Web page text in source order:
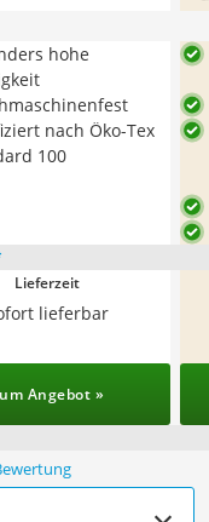
hohe
nach Öko-Tex
100
Lieferzeit
lieferbar
Angebot »